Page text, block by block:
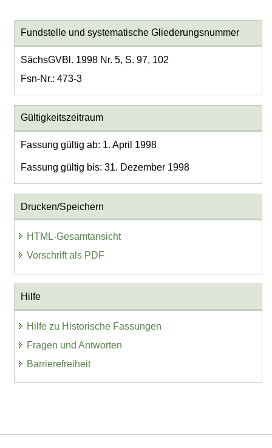
Fundstelle und systematische Gliederungsnummer
SächsGVBl. 1998 Nr. 5, S. 97, 102
Fsn-Nr.: 473-3
Gültigkeitszeitraum
Fassung gültig ab: 1. April 1998
Fassung gültig bis: 31. Dezember 1998
Drucken/Speichern
HTML-Gesamtansicht
Vorschrift als PDF
Hilfe
Hilfe zu Historische Fassungen
Fragen und Antworten
Barrierefreiheit